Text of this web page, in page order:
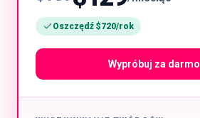
Oszczędź $720/rok
Wypróbuj za darmo